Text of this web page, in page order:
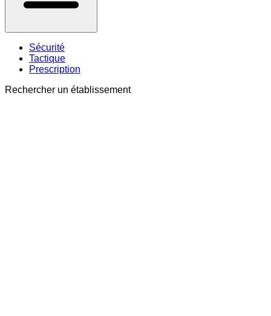
Sécurité
Tactique
Prescription
Rechercher un établissement